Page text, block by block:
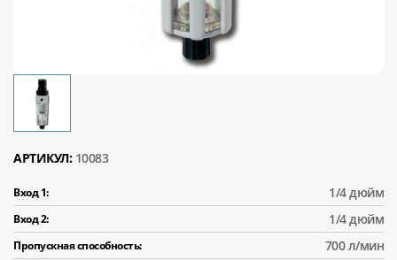
АРТИКУЛ: 10083
Вход 1: 1/4 дюйм
Вход 2: 1/4 дюйм
Пропускная способность: 700 л/мин